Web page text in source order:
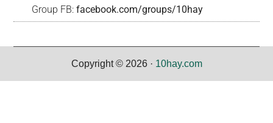
Group FB:facebook.com/groups/10hay
Copyright © 2026 · 10hay.com